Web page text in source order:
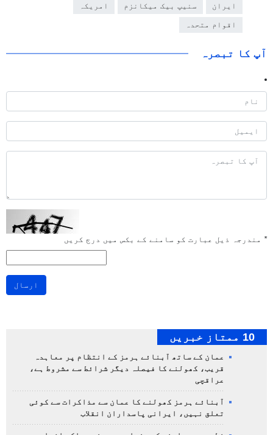
ایران سنیپ بیک میکانزم امریکہ
اقوام متحدہ
آپ کا تبصرہ
* مندرجہ ذیل عبارت کو سامنے کے بکس میں درج کریں
ارسال
10 ممتاز خبریں
عمان کے ساتھ آبنائے ہرمز کے انتظام پر معاہدہ
قریب، کھولنے کا فیصلہ دیگر شرائط سے مشروط ہے،
عراقچی
آبنائے ہرمز کھولنے کا عمان سے مذاکرات سے کوئی
تعلق نہیں، ایرانی پاسداران انقلاب